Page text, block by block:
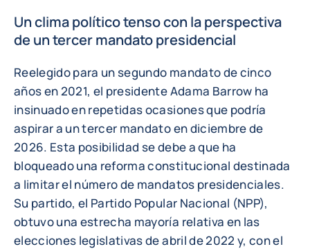
Un clima político tenso con la perspectiva
de un tercer mandato presidencial
Reelegido para un segundo mandato de cinco
años en 2021, el presidente Adama Barrow ha
insinuado en repetidas ocasiones que podría
aspirar a un tercer mandato en diciembre de
2026. Esta posibilidad se debe a que ha
bloqueado una reforma constitucional destinada
a limitar el número de mandatos presidenciales.
Su partido, el Partido Popular Nacional (NPP),
obtuvo una estrecha mayoría relativa en las
elecciones legislativas de abril de 2022 y, con el